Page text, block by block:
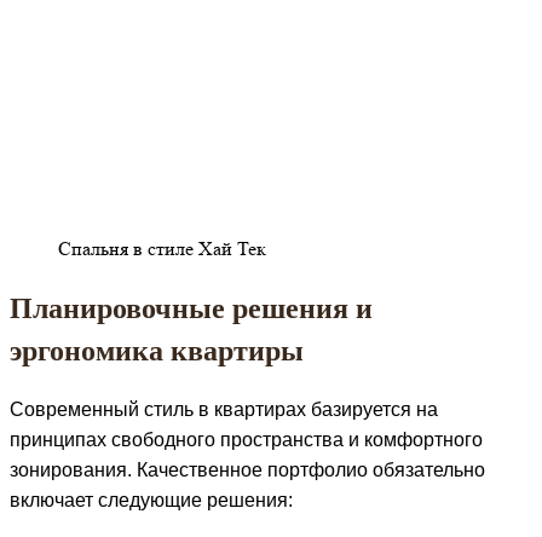
Спальня в стиле Хай Тек
Планировочные решения и
эргономика квартиры
Современный стиль в квартирах базируется на
принципах свободного пространства и комфортного
зонирования. Качественное портфолио обязательно
включает следующие решения: